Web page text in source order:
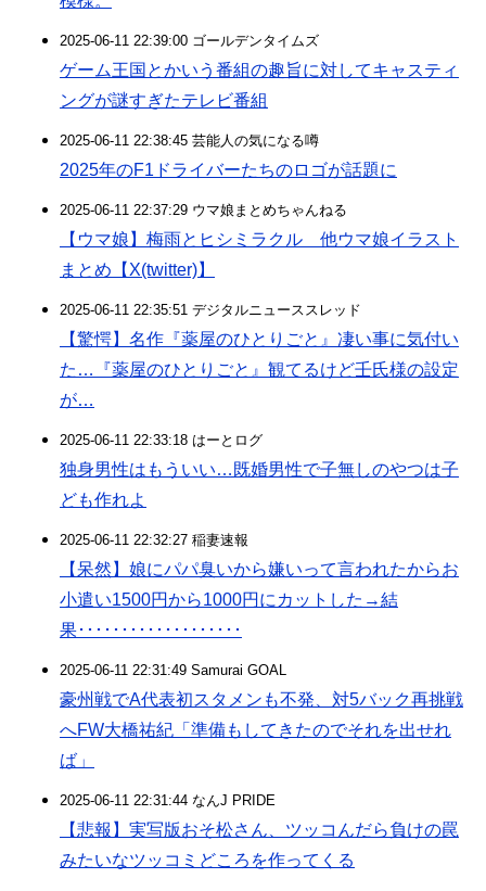
2025-06-11 22:39:00 ゴールデンタイムズ
ゲーム王国とかいう番組の趣旨に対してキャスティ
ングが謎すぎたテレビ番組
2025-06-11 22:38:45 芸能人の気になる噂
2025年のF1ドライバーたちのロゴが話題に
2025-06-11 22:37:29 ウマ娘まとめちゃんねる
【ウマ娘】梅雨とヒシミラクル 他ウマ娘イラスト
まとめ【X(twitter)】
2025-06-11 22:35:51 デジタルニューススレッド
【驚愕】名作『薬屋のひとりごと』凄い事に気付い
た…『薬屋のひとりごと』観てるけど壬氏様の設定
が…
2025-06-11 22:33:18 はーとログ
独身男性はもういい…既婚男性で子無しのやつは子
ども作れよ
2025-06-11 22:32:27 稲妻速報
【呆然】娘にパパ臭いから嫌いって言われたからお
小遣い1500円から1000円にカットした→結
果･･･････････････････
2025-06-11 22:31:49 Samurai GOAL
豪州戦でA代表初スタメンも不発、対5バック再挑戦
へFW大橋祐紀「準備もしてきたのでそれを出せれ
ば」
2025-06-11 22:31:44 なんJ PRIDE
【悲報】実写版おそ松さん、ツッコんだら負けの罠
みたいなツッコミどころを作ってくる